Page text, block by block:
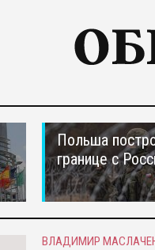
Польша
границе с
ВЛАДИМИР